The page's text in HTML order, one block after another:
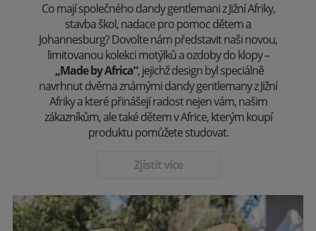
Co mají společného dandy gentlemani z Jižní Afriky,
stavba škol, nadace pro pomoc dětem a
Johannesburg? Dovolte nám představit naši novou,
limitovanou kolekci motýlků a ozdoby do klopy –
„Made by Africa“, jejichž design byl speciálně
navrhnut dvěma známými dandy gentlemany z Jižní
Afriky a které přinášejí radost nejen vám, našim
zákazníkům, ale také dětem v Africe, kterým koupí
produktu pomůžete studovat.
Zjistit více